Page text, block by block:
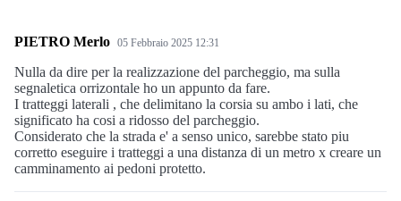
PIETRO Merlo 05 Febbraio 2025 12:31
Nulla da dire per la realizzazione del parcheggio, ma sulla
segnaletica orrizontale ho un appunto da fare.
I tratteggi laterali , che delimitano la corsia su ambo i lati, che
significato ha cosi a ridosso del parcheggio.
Considerato che la strada e' a senso unico, sarebbe stato piu
corretto eseguire i tratteggi a una distanza di un metro x creare un
camminamento ai pedoni protetto.